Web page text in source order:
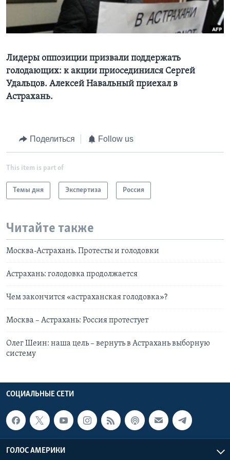
Learning English
Языки
Лидеры оппозиции призвали поддержать
голодающих: к акции приосединился Сергей
Удальцов. Алексей Навальный приехал в
Астрахань.
Поделиться Follow us
This item is part of
Темы дня Экспертиза Россия
Читайте также
Москва-Астрахань. Протесты и голодовки
Астрахань: голодовка продолжается
Чем закончится «астраханская голодовка»?
Москва – Астрахань: Россия протестует
Олег Шеин: наша цель – вернуть в Астрахань выборную
систему
СОЦИАЛЬНЫЕ СЕТИ
ГОЛОС АМЕРИКИ